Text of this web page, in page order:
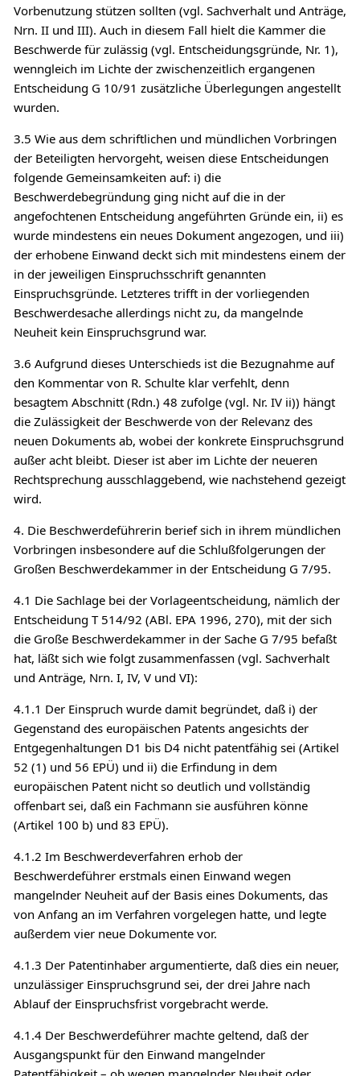
Vorbenutzung stützen sollten (vgl. Sachverhalt und Anträge,
Nrn. II und III). Auch in diesem Fall hielt die Kammer die
Beschwerde für zulässig (vgl. Entscheidungsgründe, Nr. 1),
wenngleich im Lichte der zwischenzeitlich ergangenen
Entscheidung G 10/91 zusätzliche Überlegungen angestellt
wurden.
3.5 Wie aus dem schriftlichen und mündlichen Vorbringen
der Beteiligten hervorgeht, weisen diese Entscheidungen
folgende Gemeinsamkeiten auf: i) die
Beschwerdebegründung ging nicht auf die in der
angefochtenen Entscheidung angeführten Gründe ein, ii) es
wurde mindestens ein neues Dokument angezogen, und iii)
der erhobene Einwand deckt sich mit mindestens einem der
in der jeweiligen Einspruchsschrift genannten
Einspruchsgründe. Letzteres trifft in der vorliegenden
Beschwerdesache allerdings nicht zu, da mangelnde
Neuheit kein Einspruchsgrund war.
3.6 Aufgrund dieses Unterschieds ist die Bezugnahme auf
den Kommentar von R. Schulte klar verfehlt, denn
besagtem Abschnitt (Rdn.) 48 zufolge (vgl. Nr. IV ii)) hängt
die Zulässigkeit der Beschwerde von der Relevanz des
neuen Dokuments ab, wobei der konkrete Einspruchsgrund
außer acht bleibt. Dieser ist aber im Lichte der neueren
Rechtsprechung ausschlaggebend, wie nachstehend gezeigt
wird.
4. Die Beschwerdeführerin berief sich in ihrem mündlichen
Vorbringen insbesondere auf die Schlußfolgerungen der
Großen Beschwerdekammer in der Entscheidung G 7/95.
4.1 Die Sachlage bei der Vorlageentscheidung, nämlich der
Entscheidung T 514/92 (ABl. EPA 1996, 270), mit der sich
die Große Beschwerdekammer in der Sache G 7/95 befaßt
hat, läßt sich wie folgt zusammenfassen (vgl. Sachverhalt
und Anträge, Nrn. I, IV, V und VI):
4.1.1 Der Einspruch wurde damit begründet, daß i) der
Gegenstand des europäischen Patents angesichts der
Entgegenhaltungen D1 bis D4 nicht patentfähig sei (Artikel
52 (1) und 56 EPÜ) und ii) die Erfindung in dem
europäischen Patent nicht so deutlich und vollständig
offenbart sei, daß ein Fachmann sie ausführen könne
(Artikel 100 b) und 83 EPÜ).
4.1.2 Im Beschwerdeverfahren erhob der
Beschwerdeführer erstmals einen Einwand wegen
mangelnder Neuheit auf der Basis eines Dokuments, das
von Anfang an im Verfahren vorgelegen hatte, und legte
außerdem vier neue Dokumente vor.
4.1.3 Der Patentinhaber argumentierte, daß dies ein neuer,
unzulässiger Einspruchsgrund sei, der drei Jahre nach
Ablauf der Einspruchsfrist vorgebracht werde.
4.1.4 Der Beschwerdeführer machte geltend, daß der
Ausgangspunkt für den Einwand mangelnder